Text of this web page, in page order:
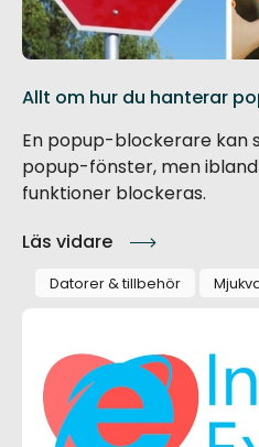
Allt om hur du hanterar
En popup-blockerare kan
popup-fönster, men
funktioner blockeras.
Läs vidare
Datorer & tillbehör